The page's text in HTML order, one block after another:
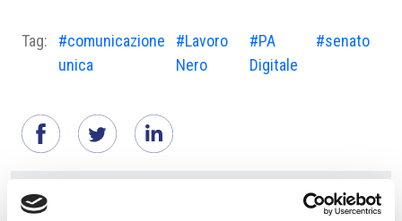
Tag:
#comunicazione
unica
#Lavoro
Nero
#PA
Digitale
#senato
Suggeriti per te